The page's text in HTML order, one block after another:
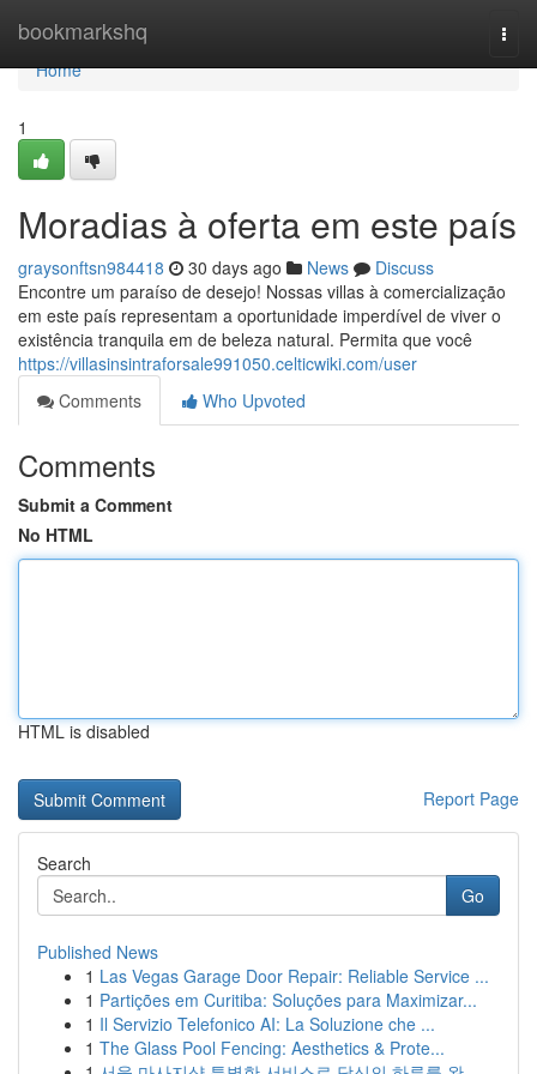
bookmarkshq
Home
Home
1
Moradias à oferta em este país
graysonftsn984418 30 days ago News
Discuss
Encontre um paraíso de desejo! Nossas villas à comercialização
em este país representam a oportunidade imperdível de viver o
existência tranquila em de beleza natural. Permita que você
https://villasinsintraforsale991050.celticwiki.com/user
Comments
Who Upvoted
Comments
Submit a Comment
No HTML
HTML is disabled
Report Page
Search
Go
Published News
1 Las Vegas Garage Door Repair: Reliable Service ...
1 Partições em Curitiba: Soluções para Maximizar...
1 Il Servizio Telefonico AI: La Soluzione che ...
1 The Glass Pool Fencing: Aesthetics & Prote...